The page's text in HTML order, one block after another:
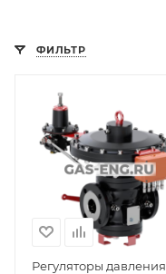
ФИЛЬТР
Регуляторы давления